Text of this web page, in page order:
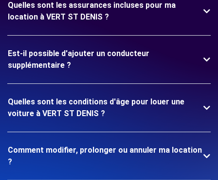
Quelles sont les assurances incluses pour ma
location à VERT ST DENIS ?
Est-il possible d'ajouter un conducteur
supplémentaire ?
Quelles sont les conditions d'âge pour louer une
voiture à VERT ST DENIS ?
Comment modifier, prolonger ou annuler ma location
?